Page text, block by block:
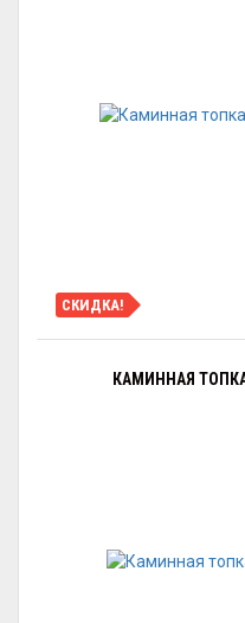
СКИДКА!
КАМИННАЯ ТОПКА